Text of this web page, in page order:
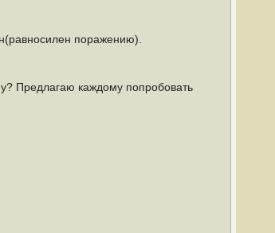
поражению).
Предлагаю каждому попробовать